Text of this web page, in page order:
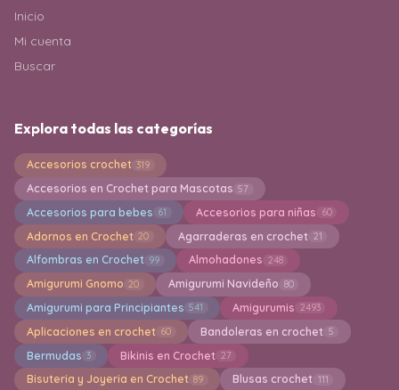
Inicio
Mi cuenta
Buscar
Explora todas las categorías
Accesorios crochet 319
Accesorios en Crochet para Mascotas 57
Accesorios para bebes 61 Accesorios para niñas 60
Adornos en Crochet 20 Agarraderas en crochet 21
Alfombras en Crochet 99 Almohadones 248
Amigurumi Gnomo 20 Amigurumi Navideño 80
Amigurumi para Principiantes 541 Amigurumis 2493
Aplicaciones en crochet 60 Bandoleras en crochet 5
Bermudas 3 Bikinis en Crochet 27
Bisuteria y Joyeria en Crochet 89 Blusas crochet 111